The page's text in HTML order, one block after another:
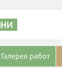
Галерея работ